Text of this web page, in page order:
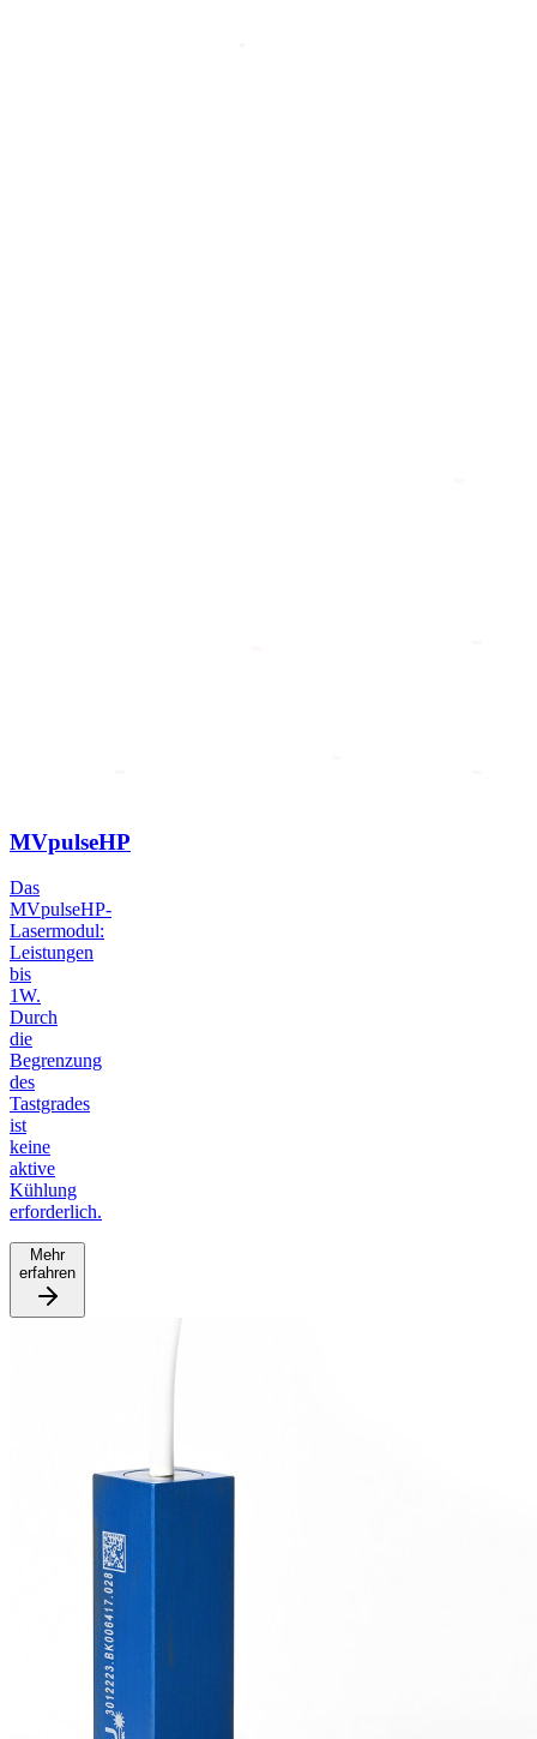
MVpulseHP
Das
MVpulseHP-
Lasermodul:
Leistungen
bis
1W.
Durch
die
Begrenzung
des
Tastgrades
ist
keine
aktive
Kühlung
erforderlich.
Mehr
erfahren